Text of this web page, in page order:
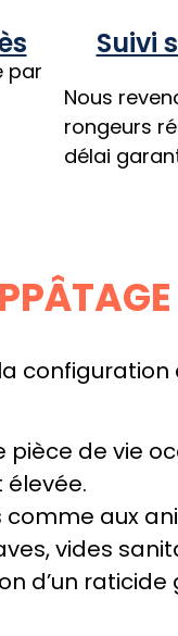
par
Suivi
Nous
rongeurs
délai
configuration
pièce de vie
aux
vides
d’un raticide